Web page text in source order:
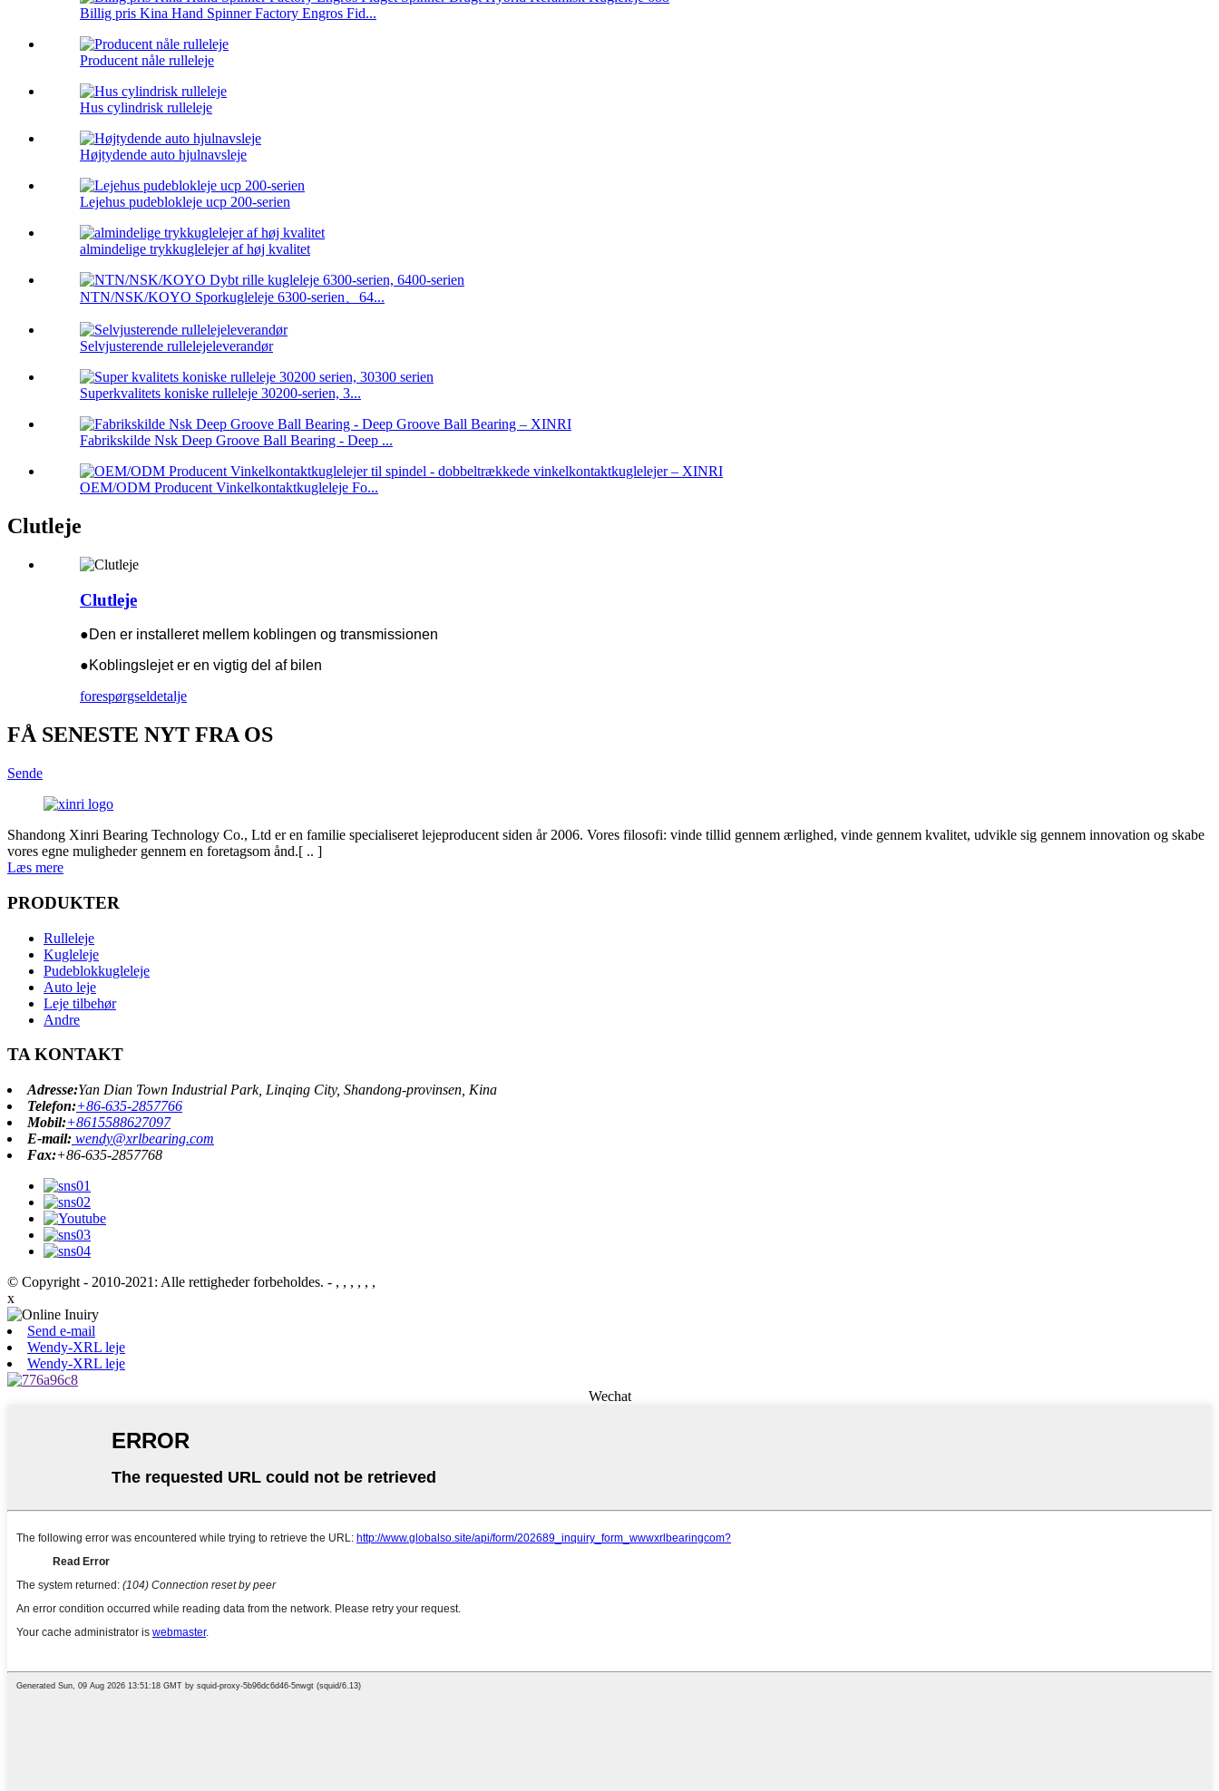
Billig pris Kina Hand Spinner Factory Engros Fid...
Producent nåle rulleleje
Hus cylindrisk rulleleje
Højtydende auto hjulnavsleje
Lejehus pudeblokleje ucp 200-serien
almindelige trykkuglelejer af høj kvalitet
NTN/NSK/KOYO Sporkugleleje 6300-serien、64...
Selvjusterende rullelejeleverandør
Superkvalitets koniske rulleleje 30200-serien, 3...
Fabrikskilde Nsk Deep Groove Ball Bearing - Deep ...
OEM/ODM Producent Vinkelkontaktkugleleje Fo...
Clutleje
Clutleje
●Den er installeret mellem koblingen og transmissionen
●Koblingslejet er en vigtig del af bilen
forespørgseldetalje
FÅ SENESTE NYT FRA OS
Sende
Shandong Xinri Bearing Technology Co., Ltd er en familie specialiseret lejeproducent siden år 2006. Vores filosofi: vinde tillid gennem ærlighed, vinde gennem kvalitet, udvikle sig gennem innovation og skabe
vores egne muligheder gennem en foretagsom ånd.[ .. ]
Læs mere
PRODUKTER
Rulleleje
Kugleleje
Pudeblokkugleleje
Auto leje
Leje tilbehør
Andre
TA KONTAKT
Adresse:Yan Dian Town Industrial Park, Linqing City, Shandong-provinsen, Kina
Telefon:+86-635-2857766
Mobil:+8615588627097
E-mail: wendy@xrlbearing.com
Fax:+86-635-2857768
© Copyright - 2010-2021: Alle rettigheder forbeholdes. - , , , , , ,
x
Send e-mail
Wendy-XRL leje
Wendy-XRL leje
Wechat